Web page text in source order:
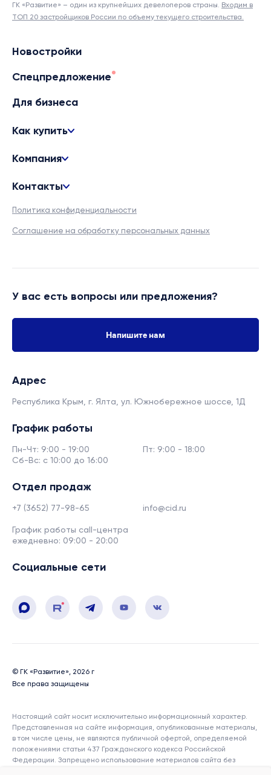
ГК «Развитие» – один из крупнейших девелоперов страны. Входим в
ТОП 20 застройщиков России по объему текущего строительства.
Новостройки
Спецпредложение
Для бизнеса
Как купить
Компания
Контакты
Политика конфиденциальности
Соглашение на обработку персональных данных
У вас есть вопросы или предложения?
Напишите нам
Адрес
Республика Крым, г. Ялта, ул. Южнобережное шоссе, 1Д
График работы
Пн-Чт: 9:00 - 19:00
Пт: 9:00 - 18:00
Сб-Вс: с 10:00 до 16:00
Отдел продаж
+7 (3652) 77-98-65 info@cid.ru
График работы call-центра
ежедневно: 09:00 - 20:00
Социальные сети
© ГК «Развитие», 2026 г
Все права защищены
Настоящий сайт носит исключительно информационный характер.
Представленная на сайте информация, опубликованные материалы,
в том числе цены, не являются публичной офертой, определяемой
положениями статьи 437 Гражданского кодекса Российской
Федерации. Запрещено использование материалов сайта без